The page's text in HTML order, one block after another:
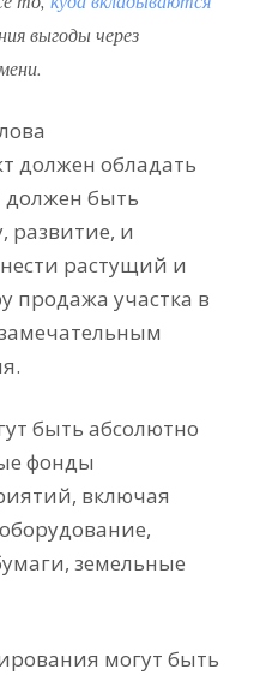
выгоды через
должен обладать
должен быть
развитие, и
растущий и
продажа участка в
быть абсолютно
фонды
включая
земельные
могут быть